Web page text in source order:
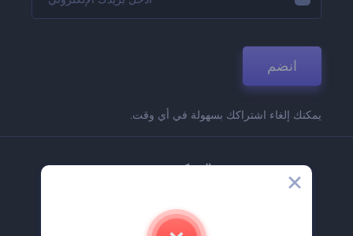
انضم
يمكنك إلغاء اشتراكك بسهولة في أي وقت.
الشركة
اتصل بنا